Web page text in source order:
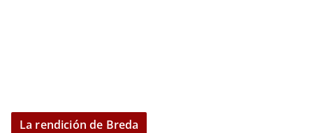
La rendición de Breda